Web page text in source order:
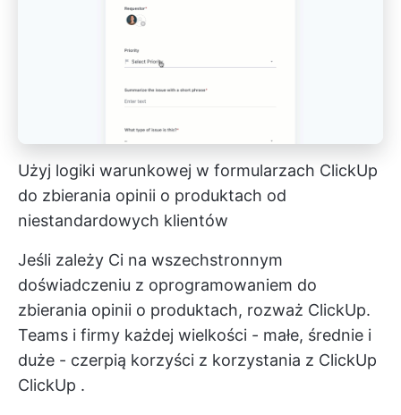
Użyj logiki warunkowej w formularzach ClickUp
do zbierania opinii o produktach od
niestandardowych klientów
Jeśli zależy Ci na wszechstronnym
doświadczeniu z oprogramowaniem do
zbierania opinii o produktach, rozważ ClickUp.
Teams i firmy każdej wielkości - małe, średnie i
duże - czerpią korzyści z korzystania z ClickUp
ClickUp .